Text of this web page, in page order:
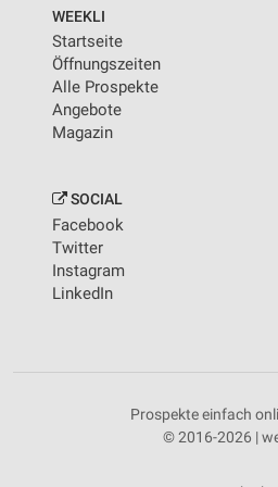
WEEKLI
Startseite
Öffnungszeiten
Alle Prospekte
Angebote
Magazin
SOCIAL
Facebook
Twitter
Instagram
LinkedIn
Prospekte einfach
© 2016-2026 |
von Inhalten
Verwendung von Profilen zur
personalisierter Inhalte
Messung der Werbeleistung
Analyse von Zielgruppen durch
Kombinationen von Daten aus
Quellen
Entwicklung und Verbesserung der
Verwendung genauer